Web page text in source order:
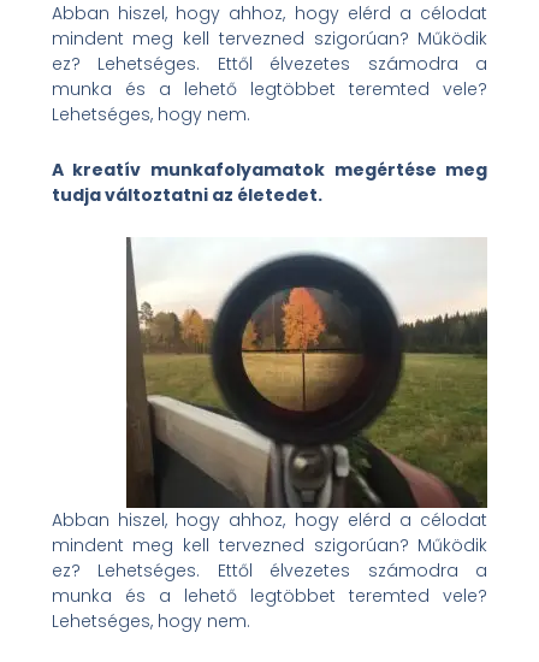
Abban hiszel, hogy ahhoz, hogy elérd a célodat
mindent meg kell tervezned szigorúan? Működik
ez? Lehetséges. Ettől élvezetes számodra a
munka és a lehető legtöbbet teremted vele?
Lehetséges, hogy nem.
A kreatív munkafolyamatok megértése meg
tudja változtatni az életedet.
Abban hiszel, hogy ahhoz, hogy elérd a célodat
mindent meg kell tervezned szigorúan? Működik
ez? Lehetséges. Ettől élvezetes számodra a
munka és a lehető legtöbbet teremted vele?
Lehetséges, hogy nem.